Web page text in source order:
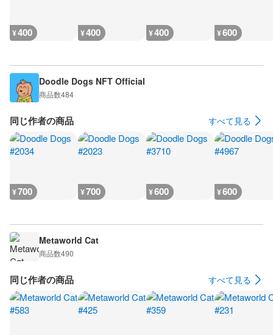
¥400 ¥400 ¥400 ¥600
Doodle Dogs NFT Official
商品数484
同じ作者の商品 すべて見る
¥700 ¥700 ¥600 ¥600
Metaworld Cat
商品数490
同じ作者の商品 すべて見る